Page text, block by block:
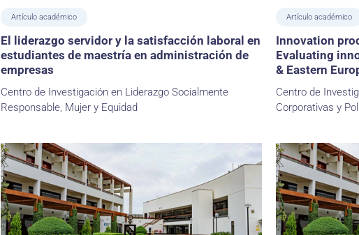
Artículo académico
El liderazgo servidor y la satisfacción laboral en
estudiantes de maestría en administración de
empresas
Centro de Investigación en Liderazgo Socialmente
Responsable, Mujer y Equidad
Artículo académico
Innovation
Evaluating
& Eastern
Centro de
Corporativas y